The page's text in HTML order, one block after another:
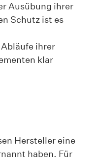
Ausübung ihrer
Schutz ist es
ihrer
klar
Hersteller eine
haben. Für